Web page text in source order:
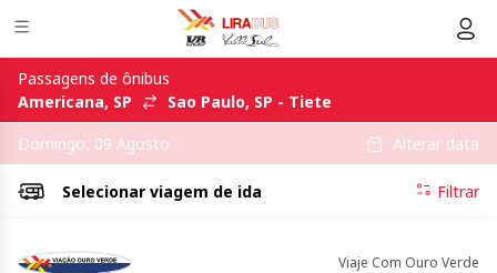
Passagens de ônibus
Americana, SP
Sao Paulo, SP - Tiete
Domingo, 09 Agosto
Alterar data
Selecionar viagem de ida Filtrar
Viaje Com Ouro Verde